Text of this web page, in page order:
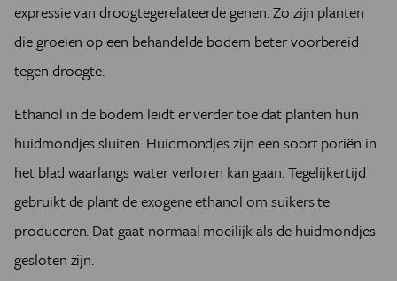
expressie van droogtegerelateerde genen. Zo zijn planten
die groeien op een behandelde bodem beter voorbereid
tegen droogte.
Ethanol in de bodem leidt er verder toe dat planten hun
huidmondjes sluiten. Huidmondjes zijn een soort poriën in
het blad waarlangs water verloren kan gaan. Tegelijkertijd
gebruikt de plant de exogene ethanol om suikers te
produceren. Dat gaat normaal moeilijk als de huidmondjes
gesloten zijn.